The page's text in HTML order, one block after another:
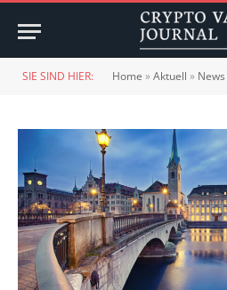
SIE SIND HIER: Home »Aktuell » News